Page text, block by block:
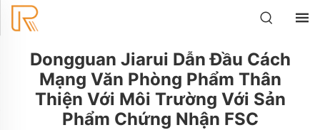
Dongguan Jiarui Dẫn Đầu Cách
Mạng Văn Phòng Phẩm Thân
Thiện Với Môi Trường Với Sản
Phẩm Chứng Nhận FSC